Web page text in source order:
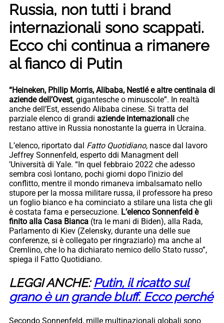
Russia, non tutti i brand
internazionali sono scappati.
Ecco chi continua a rimanere
al fianco di Putin
“Heineken, Philip Morris, Alibaba, Nestlé e altre centinaia di
aziende dell’Ovest, gigantesche o minuscole”. In realtà
anche dell’Est, essendo Alibaba cinese. Si tratta del
parziale elenco di grandi aziende internazionali che
restano attive in Russia nonostante la guerra in Ucraina.
L’elenco, riportato dal Fatto Quotidiano, nasce dal lavoro
Jeffrey Sonnenfeld, esperto ddi Managment dell
’Università di Yale. “In quel febbraio 2022 che adesso
sembra così lontano, pochi giorni dopo l’inizio del
conflitto, mentre il mondo rimaneva imbalsamato nello
stupore per la mossa militare russa, il professore ha preso
un foglio bianco e ha cominciato a stilare una lista che gli
è costata fama e persecuzione. L’elenco Sonnenfeld è
finito alla Casa Bianca (tra le mani di Biden), alla Rada,
Parlamento di Kiev (Zelensky, durante una delle sue
conferenze, si è collegato per ringraziarlo) ma anche al
Cremlino, che lo ha dichiarato nemico dello Stato russo”,
spiega il Fatto Quotidiano.
LEGGI ANCHE: Putin, il ricatto sul
grano è un grande bluff. Ecco perché
Secondo Sonnenfeld, mille multinazionali globali sono